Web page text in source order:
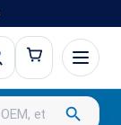
search